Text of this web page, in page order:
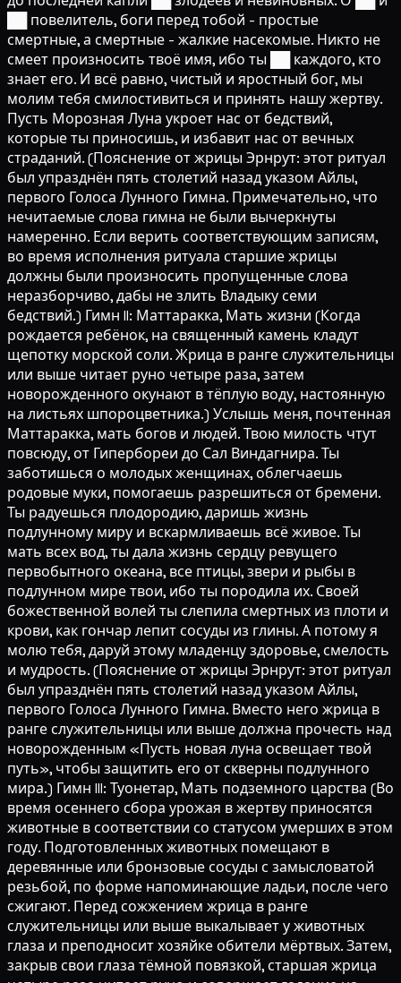
██ повелитель, боги перед тобой - простые
смертные, а смертные - жалкие насекомые. Никто не
смеет произносить твоё имя, ибо ты ██ каждого, кто
знает его. И всё равно, чистый и яростный бог, мы
молим тебя смилостивиться и принять нашу жертву.
Пусть Морозная Луна укроет нас от бедствий,
которые ты приносишь, и избавит нас от вечных
страданий. (Пояснение от жрицы Эрнрут: этот ритуал
был упразднён пять столетий назад указом Айлы,
первого Голоса Лунного Гимна. Примечательно, что
нечитаемые слова гимна не были вычеркнуты
намеренно. Если верить соответствующим записям,
во время исполнения ритуала старшие жрицы
должны были произносить пропущенные слова
неразборчиво, дабы не злить Владыку семи
бедствий.) Гимн II: Маттаракка, Мать жизни (Когда
рождается ребёнок, на священный камень кладут
щепотку морской соли. Жрица в ранге служительницы
или выше читает руно четыре раза, затем
новорожденного окунают в тёплую воду, настоянную
на листьях шпороцветника.) Услышь меня, почтенная
Маттаракка, мать богов и людей. Твою милость чтут
повсюду, от Гипербореи до Сал Виндагнира. Ты
заботишься о молодых женщинах, облегчаешь
родовые муки, помогаешь разрешиться от бремени.
Ты радуешься плодородию, даришь жизнь
подлунному миру и вскармливаешь всё живое. Ты
мать всех вод, ты дала жизнь сердцу ревущего
первобытного океана, все птицы, звери и рыбы в
подлунном мире твои, ибо ты породила их. Своей
божественной волей ты слепила смертных из плоти и
крови, как гончар лепит сосуды из глины. А потому я
молю тебя, даруй этому младенцу здоровье, смелость
и мудрость. (Пояснение от жрицы Эрнрут: этот ритуал
был упразднён пять столетий назад указом Айлы,
первого Голоса Лунного Гимна. Вместо него жрица в
ранге служительницы или выше должна прочесть над
новорожденным «Пусть новая луна освещает твой
путь», чтобы защитить его от скверны подлунного
мира.) Гимн III: Туонетар, Мать подземного царства (Во
время осеннего сбора урожая в жертву приносятся
животные в соответствии со статусом умерших в этом
году. Подготовленных животных помещают в
деревянные или бронзовые сосуды с замысловатой
резьбой, по форме напоминающие ладьи, после чего
сжигают. Перед сожжением жрица в ранге
служительницы или выше выкалывает у животных
глаза и преподносит хозяйке обители мёртвых. Затем,
закрыв свои глаза тёмной повязкой, старшая жрица